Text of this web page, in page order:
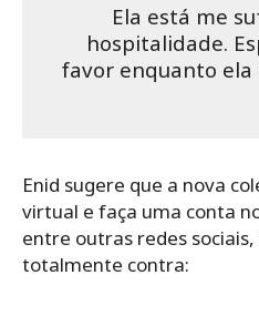
Ela está me
hospitalidade.
favor enquanto
Enid sugere que a nova
virtual e faça uma conta
entre outras redes
totalmente contra: